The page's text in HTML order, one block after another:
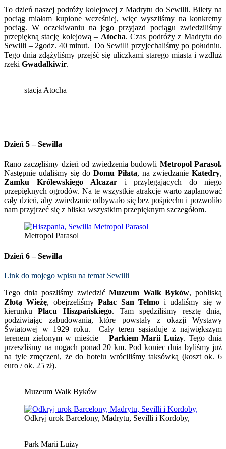
To dzień naszej podróży kolejowej z Madrytu do Sewilli. Bilety na
pociąg miałam kupione wcześniej, więc wyszliśmy na konkretny
pociąg. W oczekiwaniu na jego przyjazd pociągu zwiedziliśmy
przepiękną stację kolejową – Atocha. Czas podróży z Madrytu do
Sewilli – 2godz. 40 minut. Do Sewilli przyjechaliśmy po południu.
Tego dnia zdążyliśmy przejść się uliczkami starego miasta i wzdłuż
rzeki Gwadalkiwir.
stacja Atocha
Dzień 5 – Sewilla
Rano zaczęliśmy dzień od zwiedzenia budowli Metropol Parasol.
Następnie udaliśmy się do Domu Piłata, na zwiedzanie Katedry,
Zamku Królewskiego
Alcazar i przylegających do niego
przepięknych ogrodów. Na te wszystkie atrakcje warto zaplanować
cały dzień, aby zwiedzanie odbywało się bez pośpiechu i pozwoliło
nam przyjrzeć się z bliska wszystkim przepięknym szczegółom.
Metropol Parasol
Dzień 6 – Sewilla
Link do mojego wpisu na temat Sewilli
Tego dnia poszliśmy zwiedzićMuzeum Walk Byków, pobliską
Złotą Wieżę, obejrzeliśmyPałac San Telmo i udaliśmy się w
kierunkuPlacu Hiszpańskiego. Tam spędziliśmy resztę dnia,
podziwiając zabudowania, które powstały z okazji Wystawy
Światowej w 1929 roku. Cały teren sąsiaduje z największym
terenem zielonym w mieście – Parkiem Marii Luizy. Tego dnia
przeszliśmy na nogach ponad 20 km. Pod koniec dnia byliśmy już
na tyle zmęczeni, że do hotelu wróciliśmy taksówką (koszt ok. 6
euro / ok. 25 zł).
Muzeum Walk Byków
Odkryj urok Barcelony, Madrytu, Sevilli i Kordoby,
Park Marii Luizy